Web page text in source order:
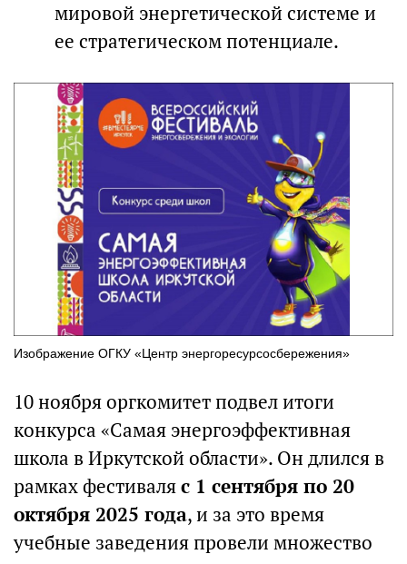
мировой энергетической системе и
ее стратегическом потенциале.
Изображение ОГКУ «Центр энергоресурсосбережения»
10 ноября оргкомитет подвел итоги
конкурса «Самая энергоэффективная
школа в Иркутской области». Он длился в
рамках фестиваляс 1 сентября по 20
октября 2025 года, и за это время
учебные заведения провели множество